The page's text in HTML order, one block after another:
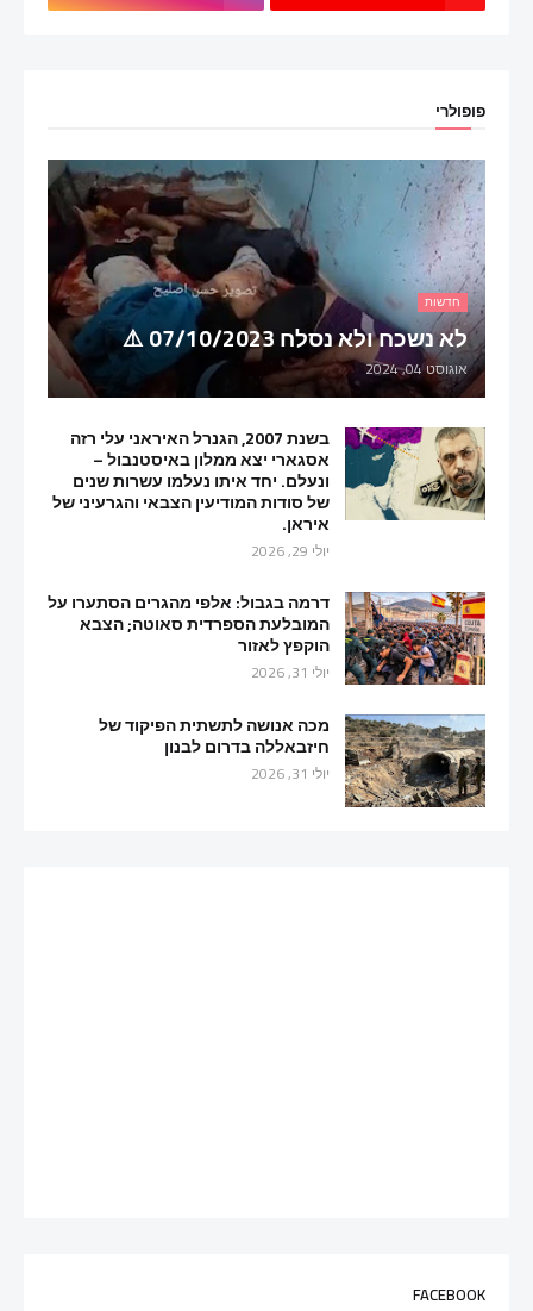
פופולרי
חדשות
לא נשכח ולא נסלח 07/10/2023 ⚠️
אוגוסט 04, 2024
בשנת 2007, הגנרל האיראני עלי רזה
אסגארי יצא ממלון באיסטנבול –
ונעלם. יחד איתו נעלמו עשרות שנים
של סודות המודיעין הצבאי והגרעיני של
איראן.
יולי 29, 2026
דרמה בגבול: אלפי מהגרים הסתערו על
המובלעת הספרדית סאוטה; הצבא
הוקפץ לאזור
יולי 31, 2026
מכה אנושה לתשתית הפיקוד של
חיזבאללה בדרום לבנון
יולי 31, 2026
FACEBOOK